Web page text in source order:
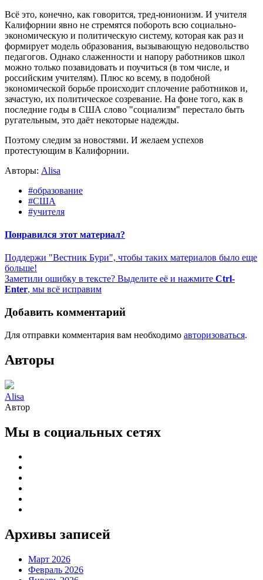
Всё это, конечно, как говорится, тред-юнионизм. И учителя
Калифорнии явно не стремятся побороть всю социально-
экономическую и политическую систему, которая как раз и
формирует модель образования, вызывающую недовольство
педагогов. Однако слаженности и напору работников школ
можно только позавидовать и поучиться (в том числе, и
российским учителям). Плюс ко всему, в подобной
экономической борьбе происходит сплочение работников и,
зачастую, их политическое созревание. На фоне того, как в
последние годы в США слово "социализм" перестало быть
ругательным, это даёт некоторые надежды.
Поэтому следим за новостями. И желаем успехов
протестующим в Калифорнии.
Авторы: Alisa
#образование
#США
#учителя
Понравился этот материал?
Поддержи "Вестник Бури", чтобы таких материалов было еще
больше!
Заметили ошибку в тексте? Выделите её и нажмите Ctrl-
Enter, мы всё исправим
Добавить комментарий
Для отправки комментария вам необходимо авторизоваться.
Авторы
Alisa
Автор
Мы в социальных сетях
Архивы записей
Март 2026
Февраль 2026